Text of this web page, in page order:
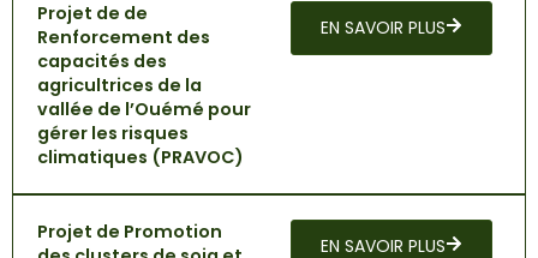
Projet de de
Renforcement des
capacités des
agricultrices de la
vallée de l’Ouémé pour
gérer les risques
climatiques (PRAVOC)
EN SAVOIR PLUS
Projet de Promotion
EN SAVOIR PLUS